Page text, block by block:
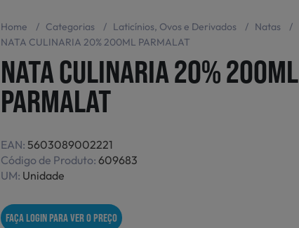
Home / Categorias / Laticínios, Ovos e Derivados / Natas
/
NATA CULINARIA 20% 200ML PARMALAT
NATA CULINARIA 20% 200ML
PARMALAT
EAN: 5603089002221
Código de Produto: 609683
UM: Unidade
FAÇA LOGIN PARA VER O PREÇO